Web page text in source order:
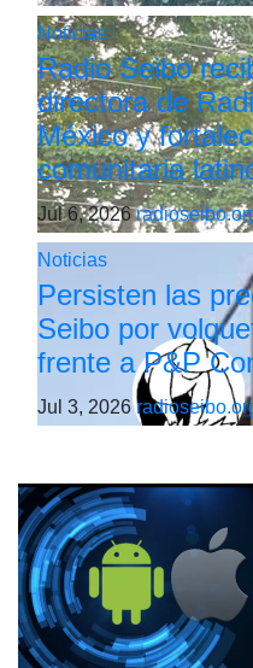
Noticias
Radio Seibo
directora de
México y
comunitaria
Jul 6, 2026
Noticias
Persisten las
Seibo por
frente a P&P
Jul 3, 2026